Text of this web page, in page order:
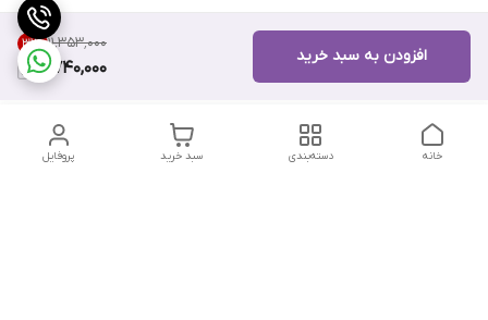
۱۱٬۳۵۳٬۰۰۰ 31%
7,740,000
افزودن به سبد خرید
پروفایل سبد خرید دسته‌بندی خانه